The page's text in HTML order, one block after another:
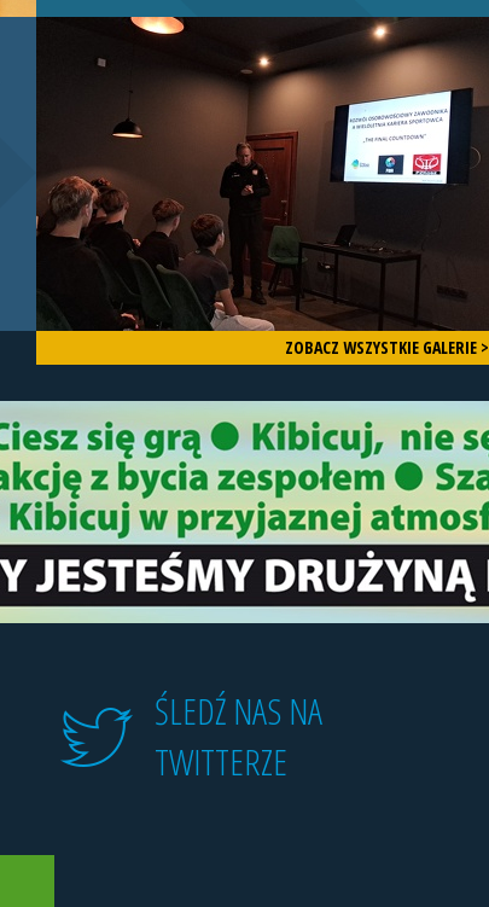
ZOBACZ WSZYSTKIE GALERIE >
ŚLEDŹ NAS NA
TWITTERZE